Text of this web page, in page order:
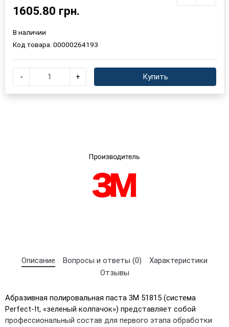
Выберите язык магазина
RU
Описание Вопросы и ответы (0)
Характеристики
Отзывы
Абразивная полировальная паста 3M 51815 (система
Perfect-It, «зеленый колпачок») представляет собой
профессиональный состав для первого этапа обработки
1605.80 грн.
В наличии
Код товара: 00000264193
- + Купить